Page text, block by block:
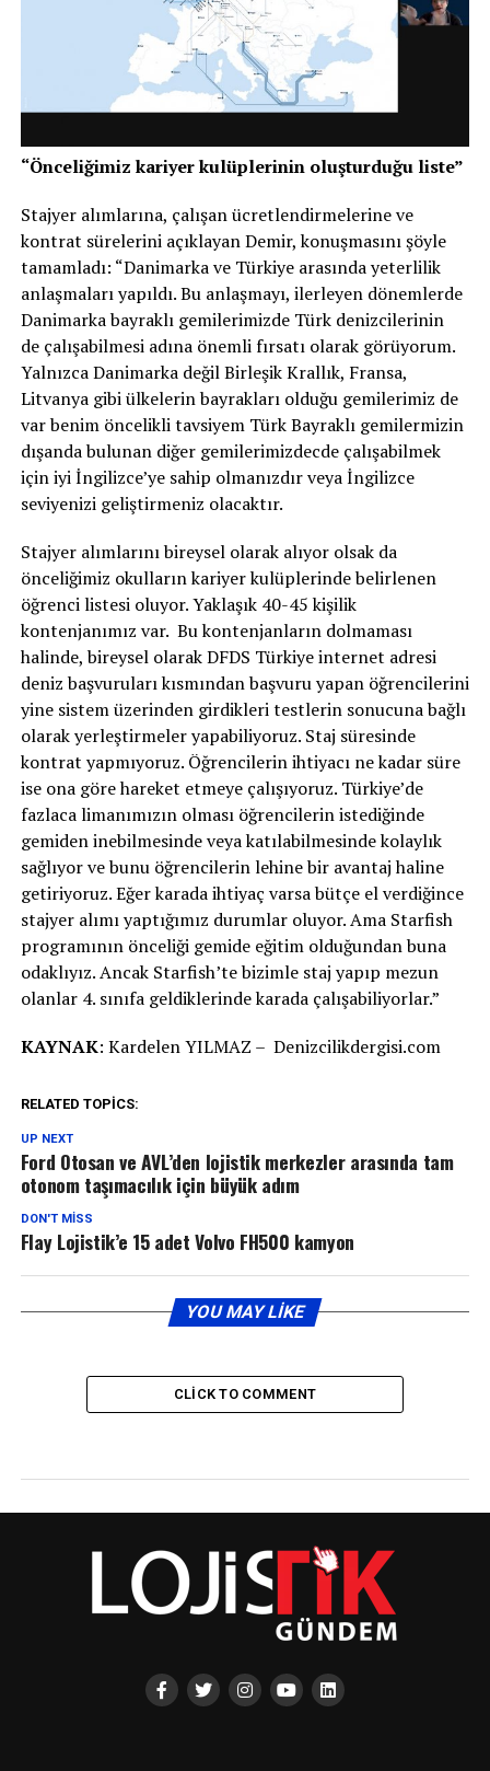
“Önceliğimiz kariyer kulüplerinin oluşturduğu liste”
Stajyer alımlarına, çalışan ücretlendirmelerine ve
kontrat sürelerini açıklayan Demir, konuşmasını şöyle
tamamladı: “Danimarka ve Türkiye arasında yeterlilik
anlaşmaları yapıldı. Bu anlaşmayı, ilerleyen dönemlerde
Danimarka bayraklı gemilerimizde Türk denizcilerinin
de çalışabilmesi adına önemli fırsatı olarak görüyorum.
Yalnızca Danimarka değil Birleşik Krallık, Fransa,
Litvanya gibi ülkelerin bayrakları olduğu gemilerimiz de
var benim öncelikli tavsiyem Türk Bayraklı gemilermizin
dışanda bulunan diğer gemilerimizdecde çalışabilmek
için iyi İngilizce’ye sahip olmanızdır veya İngilizce
seviyenizi geliştirmeniz olacaktır.
Stajyer alımlarını bireysel olarak alıyor olsak da
önceliğimiz okulların kariyer kulüplerinde belirlenen
öğrenci listesi oluyor. Yaklaşık 40-45 kişilik
kontenjanımız var. Bu kontenjanların dolmaması
halinde, bireysel olarak DFDS Türkiye internet adresi
deniz başvuruları kısmından başvuru yapan öğrencilerini
yine sistem üzerinden girdikleri testlerin sonucuna bağlı
olarak yerleştirmeler yapabiliyoruz. Staj süresinde
kontrat yapmıyoruz. Öğrencilerin ihtiyacı ne kadar süre
ise ona göre hareket etmeye çalışıyoruz. Türkiye’de
fazlaca limanımızın olması öğrencilerin istediğinde
gemiden inebilmesinde veya katılabilmesinde kolaylık
sağlıyor ve bunu öğrencilerin lehine bir avantaj haline
getiriyoruz. Eğer karada ihtiyaç varsa bütçe el verdiğince
stajyer alımı yaptığımız durumlar oluyor. Ama Starfish
programının önceliği gemide eğitim olduğundan buna
odaklıyız. Ancak Starfish’te bizimle staj yapıp mezun
olanlar 4. sınıfa geldiklerinde karada çalışabiliyorlar.”
KAYNAK: Kardelen YILMAZ – Denizcilikdergisi.com
RELATED TOPICS:
UP NEXT
Ford Otosan ve AVL’den lojistik merkezler arasında tam
otonom taşımacılık için büyük adım
DON'T MISS
Flay Lojistik’e 15 adet Volvo FH500 kamyon
YOU MAY LIKE
CLICK TO COMMENT